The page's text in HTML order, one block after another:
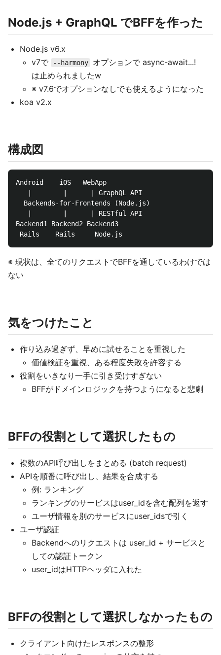
Node.js + GraphQL でBFFを作った
Node.js v6.x
v7で
--harmony
オプションで async-await...!
は止められましたw
※ v7.6でオプションなしでも使えるようになった
koa v2.x
構成図
Android    iOS   WebApp
   |        |      | GraphQL API
  Backends-for-Frontends (Node.js)
   |        |      | RESTful API
Backend1 Backend2 Backend3
※ 現状は、全てのリクエストでBFFを通しているわけでは
ない
気をつけたこと
作り込み過ぎず、早めに試せることを重視した
価値検証を重視、ある程度失敗を許容する
役割をいきなり一手に引き受けすぎない
BFFがドメインロジックを持つようになると悲劇
BFFの役割として選択したもの
複数のAPI呼び出しをまとめる (batch request)
APIを順番に呼び出し、結果を合成する
例: ランキング
ランキングのサービスはuser_idを含む配列を返す
ユーザ情報を別のサービスにuser_idsで引く
ユーザ認証
Backendへのリクエストは user_id + サービスと
しての認証トークン
user_idはHTTPヘッダに入れた
BFFの役割として選択しなかったもの
クライアント向けたレスポンスの整形